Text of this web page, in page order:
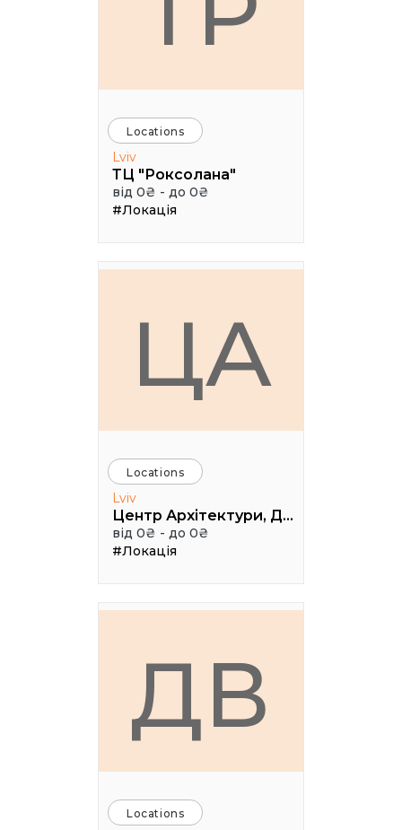
Locations
Lviv
ТЦ "Роксолана"
від 0₴ - до 0₴
#Локація
ЦА
Locations
Lviv
Центр Архітектури, Дизайну та Урбаністики Порохова ВЕЖА
від 0₴ - до 0₴
#Локація
ДВ
Locations